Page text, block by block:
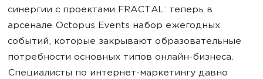
синергии с проектами FRACTAL: теперь в
арсенале Octopus Events набор ежегодных
событий, которые закрывают образовательные
потребности основных типов онлайн-бизнеса.
Специалисты по интернет-маркетингу давно